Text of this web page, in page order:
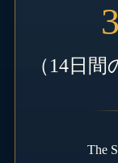
（14日
The